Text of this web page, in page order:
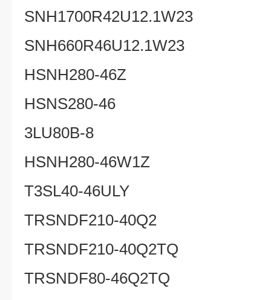
SNH1700R42U12.1W23
SNH660R46U12.1W23
HSNH280-46Z
HSNS280-46
3LU80B-8
HSNH280-46W1Z
T3SL40-46ULY
TRSNDF210-40Q2
TRSNDF210-40Q2TQ
TRSNDF80-46Q2TQ